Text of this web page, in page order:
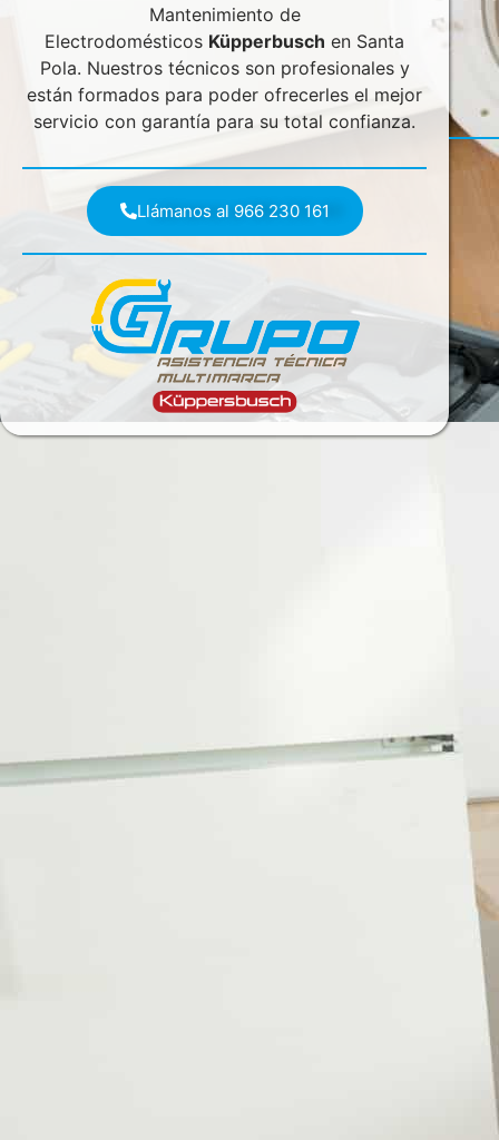
Mantenimiento de
Electrodomésticos Küpperbusch en Santa
Pola. Nuestros técnicos son profesionales y
están formados para poder ofrecerles el mejor
servicio con garantía para su total confianza.
Llámanos al 966 230 161